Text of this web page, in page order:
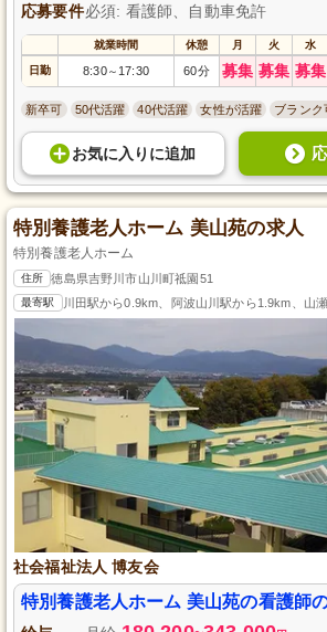
応募要件必須: 看護師、自動車免許
就業時間 休憩 月 火 水
日勤 8:30～ 17:30 60分 募集 募集 募集
新卒可 50代活躍 40代活躍 女性が活躍 ブランク
お気に入り に追加
特別養護老人ホーム 美山苑の求人
特別養護老人ホーム
住所 徳島県吉野川市山川町祗園51
最寄駅 川田駅から0.9km、阿波山川駅から1.9km、山
社会福祉法人 博友会
特別養護老人ホーム 美山苑の看護師